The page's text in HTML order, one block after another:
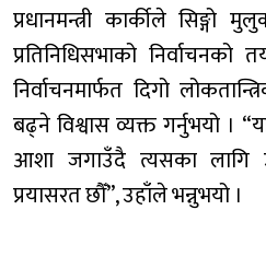
प्रधानमन्त्री कार्कीले
प्रतिनिधिसभाको
निर्वाचनमार्फत दिगो
बढ्ने विश्वास व्यक्त गर्नुभयो ।
आशा जगाउँदै त्यसका लागि
प्रयासरत छौँ”, उहाँले भन्नुभयो ।